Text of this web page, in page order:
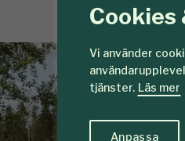
Vi använder
tjänster. Läs mer
Anpassa